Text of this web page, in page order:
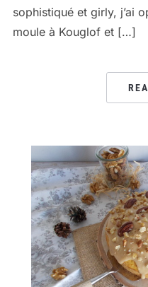
sophistiqué et girly, j’ai
moule à Kouglof et […]